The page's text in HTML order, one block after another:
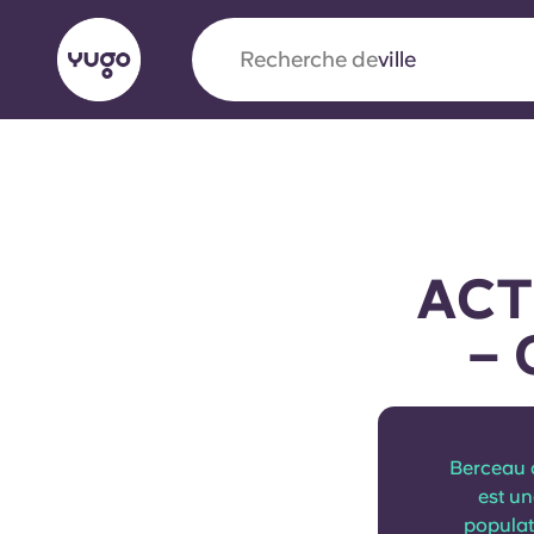
Recherche deville
Yugo x VCARB : À l'avant-
nouvelle ère pour le
Yugo Le partenariat novateur de [nom de
VCARB alimente l'innovation, l'ambition et des
–
Berceau
est